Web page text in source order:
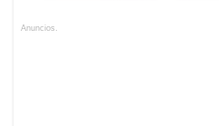
Anuncios.